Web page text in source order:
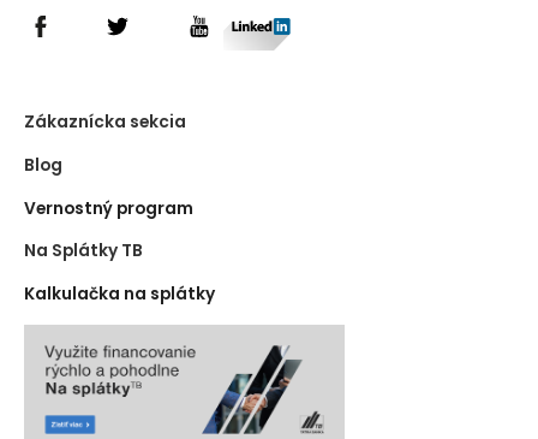
Zákaznícka sekcia
Blog
Vernostný program
Na Splátky TB
Kalkulačka na splátky